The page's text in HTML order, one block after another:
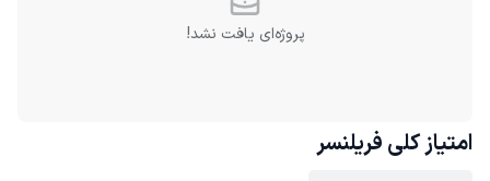
پروژه‌ای یافت نشد!
امتیاز کلی فریلنسر